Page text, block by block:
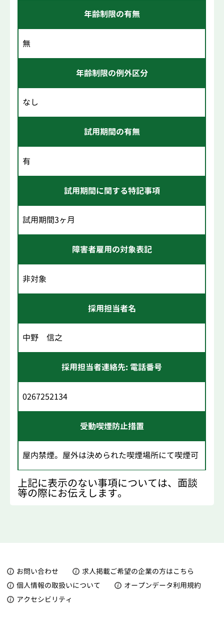
年齢制限の有無
無
年齢制限の例外区分
なし
試用期間の有無
有
試用期間に関する特記事項
試用期間3ヶ月
障害者雇用の対象表記
非対象
採用担当者名
中野 信之
採用担当者連絡先: 電話番号
0267252134
受動喫煙防止措置
屋内禁煙。屋外は決められた喫煙場所にて喫煙可
上記に表示のない事項については、面談
等の際にお伝えします。
お問い合わせ
求人掲載ご希望の企業の方はこちら
個人情報の取扱いについて
オープンデータ利用規約
アクセシビリティ